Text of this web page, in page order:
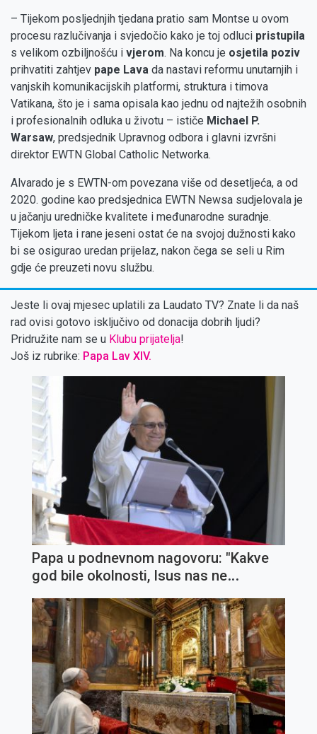
– Tijekom posljednjih tjedana pratio sam Montse u ovom
procesu razlučivanja i svjedočio kako je toj odluci pristupila
s velikom ozbiljnošću i vjerom. Na koncu je osjetila poziv
prihvatiti zahtjev pape Lava da nastavi reformu unutarnjih i
vanjskih komunikacijskih platformi, struktura i timova
Vatikana, što je i sama opisala kao jednu od najtežih osobnih
i profesionalnih odluka u životu – ističe Michael P.
Warsaw, predsjednik Upravnog odbora i glavni izvršni
direktor EWTN Global Catholic Networka.
Alvarado je s EWTN-om povezana više od desetljeća, a od
2020. godine kao predsjednica EWTN Newsa sudjelovala je
u jačanju uredničke kvalitete i međunarodne suradnje.
Tijekom ljeta i rane jeseni ostat će na svojoj dužnosti kako
bi se osigurao uredan prijelaz, nakon čega se seli u Rim
gdje će preuzeti novu službu.
Jeste li ovaj mjesec uplatili za Laudato TV? Znate li da naš
rad ovisi gotovo isključivo od donacija dobrih ljudi?
Pridružite nam se u Klubu prijatelja!
Još iz rubrike: Papa Lav XIV.
Papa u podnevnom nagovoru: "Kakve
god bile okolnosti, Isus nas ne